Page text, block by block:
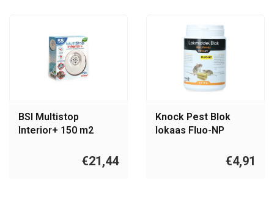
BSI Multistop
Interior+ 150 m2
€21,44
Knock Pest Blok
lokaas Fluo-NP
€4,91